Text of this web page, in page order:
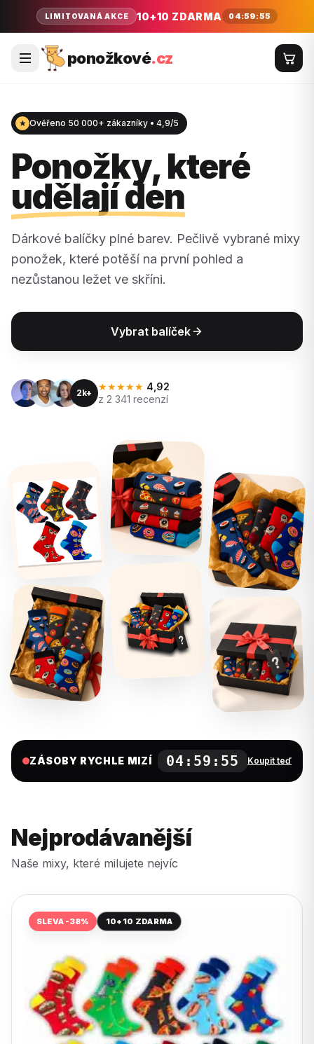
LIMITOVANÁ AKCE 10+10 ZDARMA 04:59:54
ponožkové.cz
★ Ověřeno 50 000+ zákazníky • 4,9/5
Ponožky, které
udělají den
Dárkové balíčky plné barev. Pečlivě vybrané mixy
ponožek, které potěší na první pohled a
nezůstanou ležet ve skříni.
Vybrat balíček
2k+
★★★★★ 4,92
z 2 341 recenzí
ZÁSOBY RYCHLE MIZÍ 04:59:54 Koupit teď
Nejprodávanější
Naše mixy, které milujete nejvíc
SLEVA -38% 10+10 ZDARMA